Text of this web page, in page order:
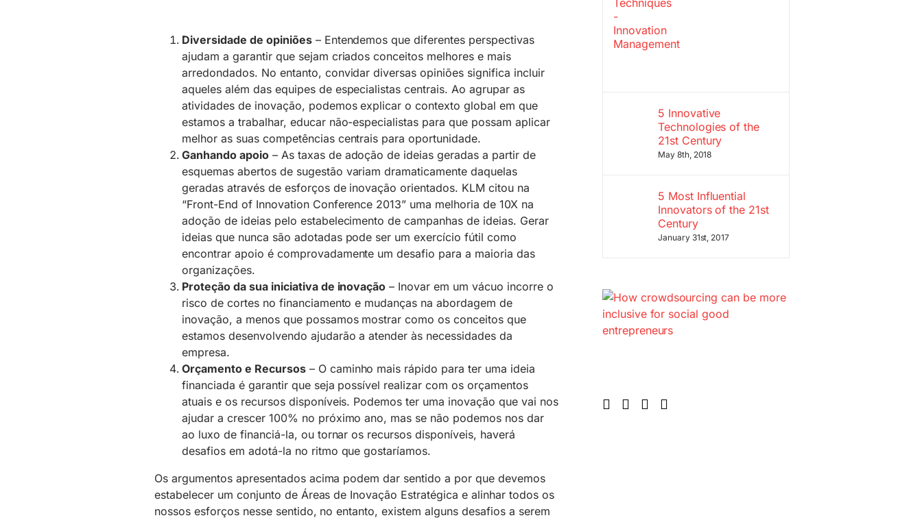
Diversidade de opiniões– Entendemos que diferentes perspectivas
ajudam a garantir que sejam criados conceitos melhores e mais
arredondados. No entanto, convidar diversas opiniões significa incluir
aqueles além das equipes de especialistas centrais. Ao agrupar as
atividades de inovação, podemos explicar o contexto global em que
estamos a trabalhar, educar não-especialistas para que possam aplicar
melhor as suas competências centrais para oportunidade.
Ganhando apoio– As taxas de adoção de ideias geradas a partir de
esquemas abertos de sugestão variam dramaticamente daquelas
geradas através de esforços de inovação orientados. KLM citou na
“Front-End of Innovation Conference 2013” uma melhoria de 10X na
adoção de ideias pelo estabelecimento de campanhas de ideias. Gerar
ideias que nunca são adotadas pode ser um exercício fútil como
encontrar apoio é comprovadamente um desafio para a maioria das
organizações.
Proteção da sua iniciativa de inovação – Inovar em um vácuo incorre o
risco de cortes no financiamento e mudanças na abordagem de
inovação, a menos que possamos mostrar como os conceitos que
estamos desenvolvendo ajudarão a atender às necessidades da
empresa.
Orçamento e Recursos– O caminho mais rápido para ter uma ideia
financiada é garantir que seja possível realizar com os orçamentos
atuais e os recursos disponíveis. Podemos ter uma inovação que vai nos
ajudar a crescer 100% no próximo ano, mas se não podemos nos dar
ao luxo de financiá-la, ou tornar os recursos disponíveis, haverá
desafios em adotá-la no ritmo que gostaríamos.
Os argumentos apresentados acima podem dar sentido a por que devemos
estabelecer um conjunto de Áreas de Inovação Estratégica e alinhar todos os
nossos esforços nesse sentido, no entanto, existem alguns desafios a serem
5 Innovative
Technologies of the
21st Century
May 8th, 2018
5 Most Influential
Innovators of the 21st
Century
January 31st, 2017